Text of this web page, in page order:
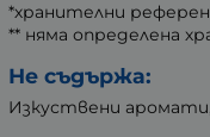
*хранителни
** няма определена
Не съдържа:
Изкуствени